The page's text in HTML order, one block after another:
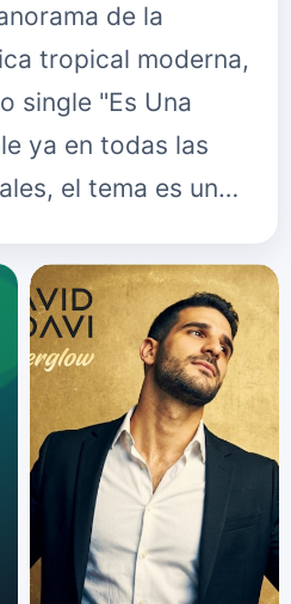
de la
tropical moderna,
single "Es Una
ya en todas las
el tema es un…